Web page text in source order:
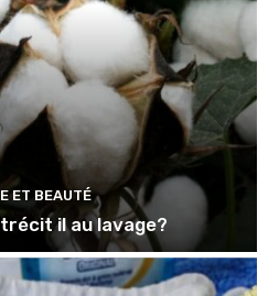
ET BEAUTÉ
il au lavage?